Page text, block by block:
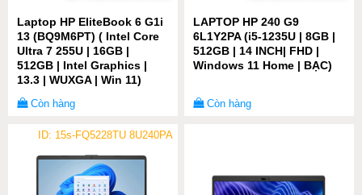
Laptop HP EliteBook 6 G1i
13 (BQ9M6PT) ( Intel Core
Ultra 7 255U | 16GB |
512GB | Intel Graphics |
13.3 | WUXGA | Win 11)
Còn hàng
LAPTOP HP 240 G9
6L1Y2PA (i5-1235U | 8GB |
512GB | 14 INCH| FHD |
Windows 11 Home | BẠC)
Còn hàng
ID: 15s-FQ5228TU 8U240PA